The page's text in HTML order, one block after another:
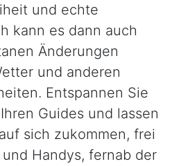
und echte
kann es dann auch
Änderungen
und anderen
Entspannen Sie
Guides und lassen
sich zukommen, frei
Handys, fernab der